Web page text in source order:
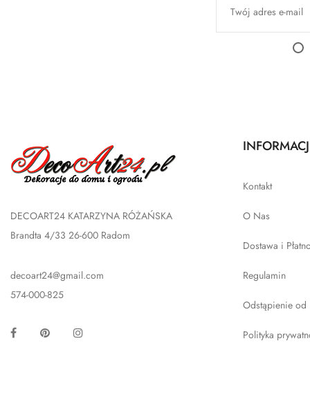
DECOART24 KATARZYNA RÓŻAŃSKA
Brandta 4/33 26-600 Radom
decoart24@gmail.com
574-000-825
Facebook Pinterest
Kontakt
O Nas
Dostawa i
Regulamin
Odstąpienie od
Polityka